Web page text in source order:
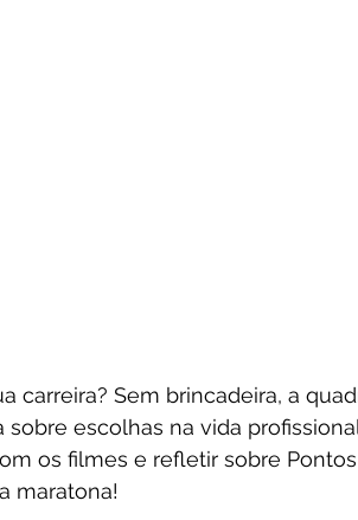
carreira? Sem brincadeira, a
escolhas na vida
os filmes e refletir sobre
maratona!